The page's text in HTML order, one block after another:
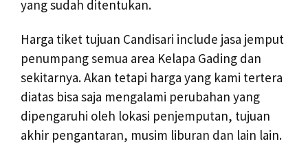
yang sudah ditentukan.
Harga tiket tujuan Candisari include jasa jemput
penumpang semua area Kelapa Gading dan
sekitarnya. Akan tetapi harga yang kami tertera
diatas bisa saja mengalami perubahan yang
dipengaruhi oleh lokasi penjemputan, tujuan
akhir pengantaran, musim liburan dan lain lain.